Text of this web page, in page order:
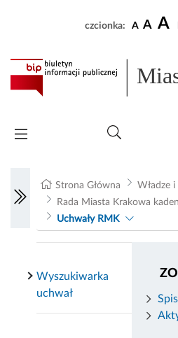
czcionka: A A A
Strona Główna
Władze
Rada Miasta Krakowa
Uchwały RMK
Wyszukiwarka
uchwał